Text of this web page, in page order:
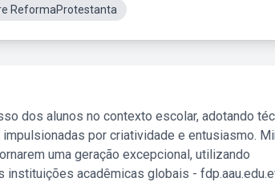
ReformaProtestanta
dos alunos no contexto escolar, adotando
por criatividade e entusiasmo.
uma geração excepcional, utilizando
acadêmicas globais -